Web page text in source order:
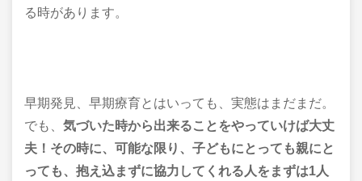
る時があります。
早期発見、早期療育とはいっても、実態はまだまだ。
でも、 気づいた時から出来ることをやっていけば大丈
夫！その時に、可能な限り、子どもにとっても親にと
っても、抱え込まずに協力してくれる人をまずは1人